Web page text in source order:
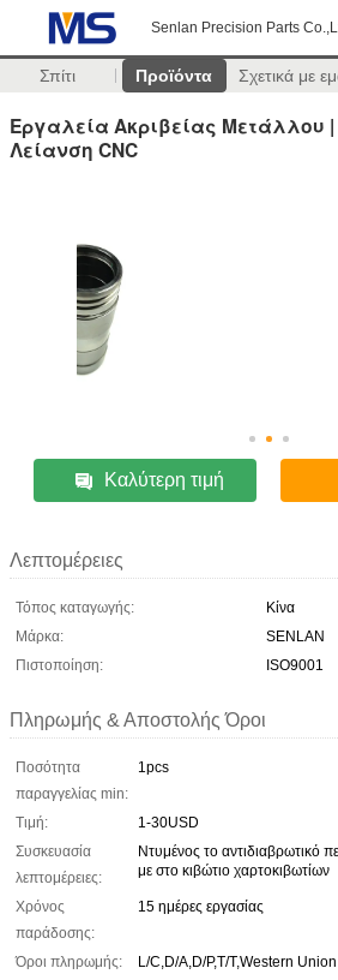
Senlan Precision Parts
Σπίτι Προϊόντα Σχετικά με
Εργαλεία Ακριβείας Μετάλλου |
Λείανση CNC
Καλύτερη τιμή
Λεπτομέρειες
Τόπος καταγωγής:
Κίνα
Μάρκα:
SENLAN
Πιστοποίηση:
ISO9001
Πληρωμής & Αποστολής Όροι
Ποσότητα
παραγγελίας min:
1pcs
Τιμή:
1-30USD
Συσκευασία
λεπτομέρειες:
Ντυμένος το αντιδιαβρωτικό
με στο κιβώτιο χαρτοκιβωτίων
Χρόνος
παράδοσης:
15 ημέρες εργασίας
Όροι πληρωμής:
L/C,D/A,D/P,T/T,Western Union